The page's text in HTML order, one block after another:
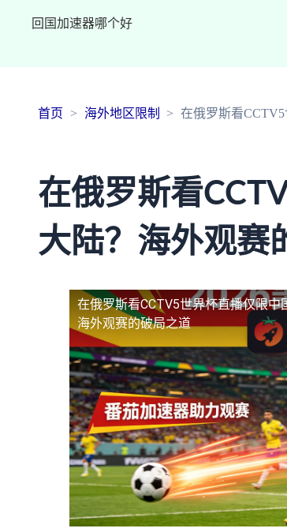
回国加速器哪个好
首页 海外地区限制 在俄罗斯看
在俄罗斯看
大陆？海外观赛
在俄罗斯看CCTV5世界杯直播仅限中
海外观赛的破局之道